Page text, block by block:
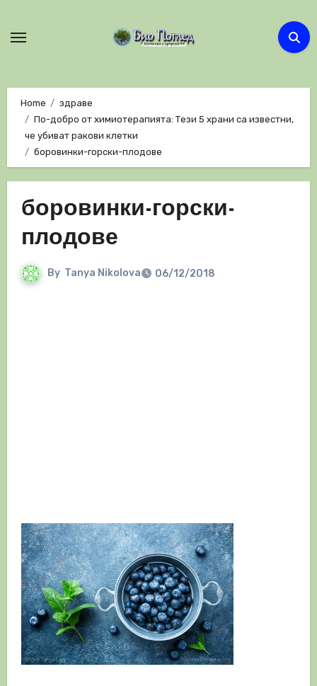
Home
здраве
По-добро от химиотерапията: Тези 5 храни са известни,
че убиват ракови клетки
боровинки-горски-плодове
боровинки-горски-
плодове
By Tanya Nikolova 06/12/2018